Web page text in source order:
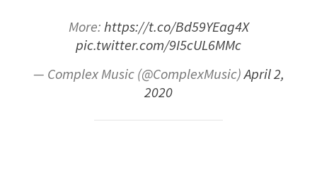
More:https://t.co/Bd59YEag4X
pic.twitter.com/9I5cUL6MMc
— Complex Music (@ComplexMusic)April 2,
2020